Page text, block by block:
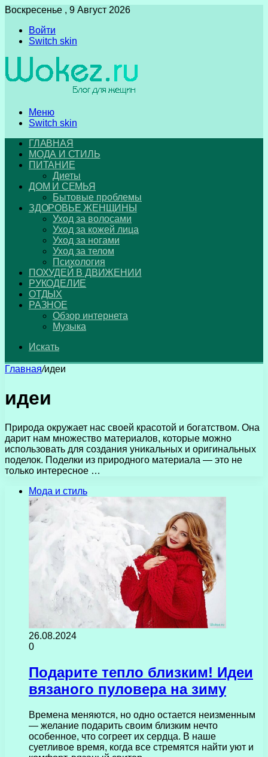
Воскресенье , 9 Август 2026
Войти
Switch skin
Меню
Switch skin
ГЛАВНАЯ
МОДА И СТИЛЬ
ПИТАНИЕ
Диеты
ДОМ И СЕМЬЯ
Бытовые проблемы
ЗДОРОВЬЕ ЖЕНЩИНЫ
Уход за волосами
Уход за кожей лица
Уход за ногами
Уход за телом
Психология
ПОХУДЕЙ В ДВИЖЕНИИ
РУКОДЕЛИЕ
ОТДЫХ
РАЗНОЕ
Обзор интернета
Музыка
Искать
Главная/идеи
идеи
Природа окружает нас своей красотой и богатством. Она
дарит нам множество материалов, которые можно
использовать для создания уникальных и оригинальных
поделок. Поделки из природного материала — это не
только интересное …
Мода и стиль
26.08.2024
0
Подарите тепло близким! Идеи
вязаного пуловера на зиму
Времена меняются, но одно остается неизменным
— желание подарить своим близким нечто
особенное, что согреет их сердца. В наше
суетливое время, когда все стремятся найти уют и